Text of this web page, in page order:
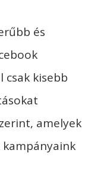
és
csak kisebb
amelyek